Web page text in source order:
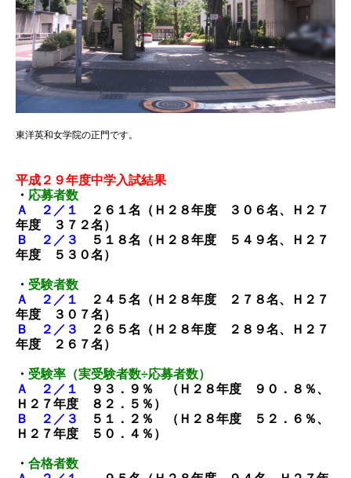
東洋英和女学院の正門です。
平成２９年度中学入試結果
・ 応募者数
Ａ ２／１
２６１名（Ｈ２８年度 ３０６名、Ｈ２７
年度 ３７２名）
Ｂ ２／３
５１８名（Ｈ２８年度 ５４９名、Ｈ２７
年度 ５３０名）
・ 受験者数
Ａ ２／１
２４５名（Ｈ２８年度 ２７８名、Ｈ２７
年度 ３０７名）
Ｂ ２／３
２６５名（Ｈ２８年度 ２８９名、Ｈ２７
年度 ２６７名）
・ 受験率（実受験者数÷応募者数）
Ａ ２／１
９３．９％ （Ｈ２８年度 ９０．８％、
Ｈ２７年度 ８２．５％）
Ｂ ２／３
５１．２％ （Ｈ２８年度 ５２．６％、
Ｈ２７年度 ５０．４％）
・ 合格者数